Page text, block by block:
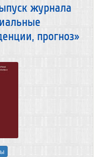
журнала
прогноз»